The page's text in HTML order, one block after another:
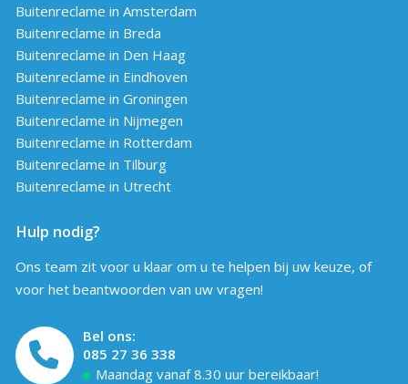
Buitenreclame in Amsterdam
Buitenreclame in Breda
Buitenreclame in Den Haag
Buitenreclame in Eindhoven
Buitenreclame in Groningen
Buitenreclame in Nijmegen
Buitenreclame in Rotterdam
Buitenreclame in Tilburg
Buitenreclame in Utrecht
Hulp nodig?
Ons team zit voor u klaar om u te helpen bij uw keuze, of
voor het beantwoorden van uw vragen!
Bel ons:
085 27 36 338
Maandag vanaf 8.30 uur bereikbaar!